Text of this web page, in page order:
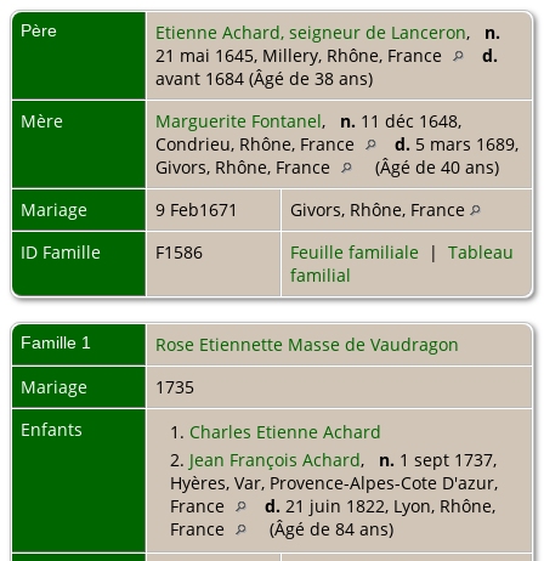
Père Etienne Achard, seigneur de Lanceron, n.
21 mai 1645, Millery, Rhône, France
d.
avant 1684 (Âgé de 38 ans)
Mère
Marguerite Fontanel, n. 11 déc 1648,
Condrieu, Rhône, France
d. 5 mars 1689,
Givors, Rhône, France
(Âgé de 40 ans)
Mariage
9 Feb1671
Givors, Rhône, France
ID Famille
F1586 Feuille familiale | Tableau
familial
Famille 1
Rose Etiennette Masse de Vaudragon
Mariage
1735
Enfants
1. Charles Etienne Achard
2. Jean François Achard, n. 1 sept 1737,
Hyères, Var, Provence-Alpes-Cote D'azur,
France
d. 21 juin 1822, Lyon, Rhône,
France
(Âgé de 84 ans)